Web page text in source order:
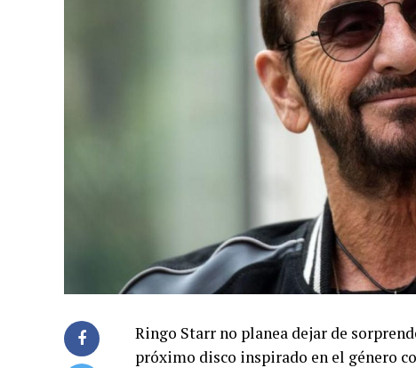
Ringo Starr no planea dejar de
próximo disco inspirado en el género